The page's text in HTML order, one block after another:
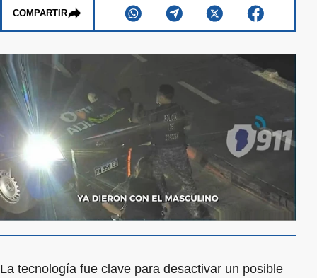
COMPARTIR
La tecnología fue clave para desactivar un posible